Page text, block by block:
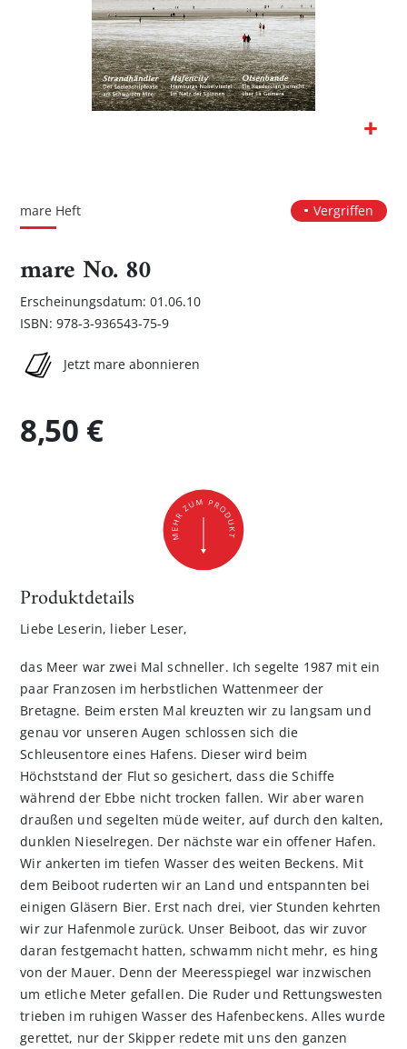
Bildgalerie
mare Heft Vergriffen
mare No. 80
Erscheinungsdatum: 01.06.10
ISBN: 978-3-936543-75-9
Jetzt mare abonnieren
8,50 €
Produktdetails
Liebe Leserin, lieber Leser,
das Meer war zwei Mal schneller. Ich segelte 1987 mit ein
paar Franzosen im herbstlichen Wattenmeer der
Bretagne. Beim ersten Mal kreuzten wir zu langsam und
genau vor unseren Augen schlossen sich die
Schleusentore eines Hafens. Dieser wird beim
Höchststand der Flut so gesichert, dass die Schiffe
während der Ebbe nicht trocken fallen. Wir aber waren
draußen und segelten müde weiter, auf durch den kalten,
dunklen Nieselregen. Der nächste war ein offener Hafen.
Wir ankerten im tiefen Wasser des weiten Beckens. Mit
dem Beiboot ruderten wir an Land und entspannten bei
einigen Gläsern Bier. Erst nach drei, vier Stunden kehrten
wir zur Hafenmole zurück. Unser Beiboot, das wir zuvor
daran festgemacht hatten, schwamm nicht mehr, es hing
von der Mauer. Denn der Meeresspiegel war inzwischen
um etliche Meter gefallen. Die Ruder und Rettungswesten
trieben im ruhigen Wasser des Hafenbeckens. Alles wurde
gerettet, nur der Skipper redete mit uns den ganzen